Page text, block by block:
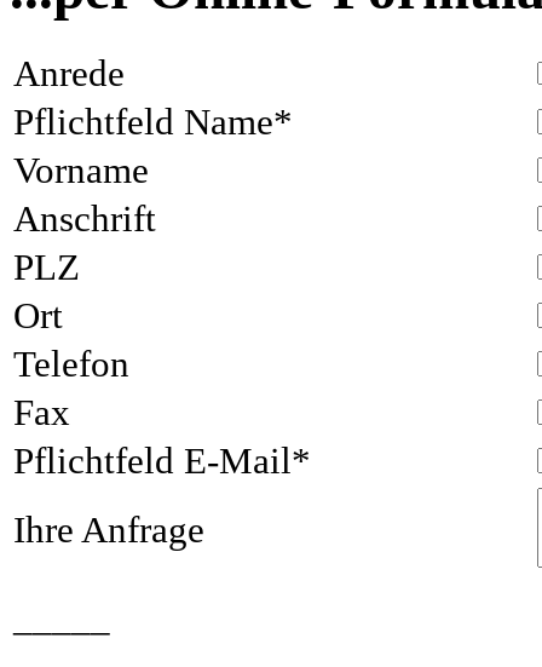
Anrede
Pflichtfeld Name*
Vorname
Anschrift
PLZ
Ort
Telefon
Fax
Pflichtfeld E-Mail*
Ihre Anfrage